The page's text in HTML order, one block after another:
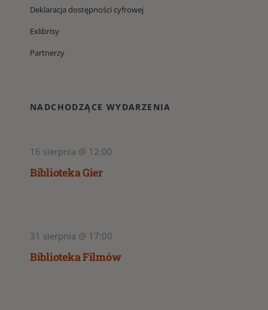
Deklaracja dostępności cyfrowej
Exlibrisy
Partnerzy
NADCHODZĄCE WYDARZENIA
16 sierpnia @ 12:00
Biblioteka Gier
31 sierpnia @ 17:00
Biblioteka Filmów